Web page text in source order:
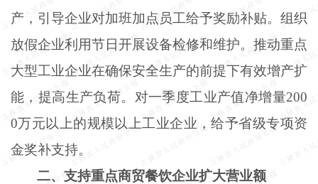
产，引导企业对加班加点员工给予奖励补贴。组织
放假企业利用节日开展设备检修和维护。推动重点
大型工业企业在确保安全生产的前提下有效增产扩
能，提高生产负荷。对一季度工业产值净增量200
0万元以上的规模以上工业企业，给予省级专项资
金奖补支持。
二、支持重点商贸餐饮企业扩大营业额